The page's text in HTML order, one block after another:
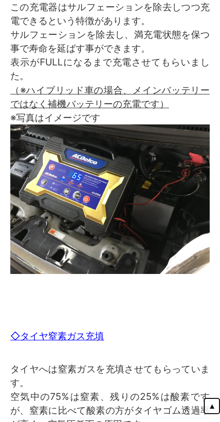
この充電器はサルフェーションを除去しつつ充
電できるという特徴があります。
サルフェーションを除去し、満充電状態を保つ
事で寿命を延ばす事ができます。
表示がFULLになるまで充電させてもらいまし
た。
（※ハイブリッド車の場合、メインバッテリー
ではなく補機バッテリーの充電です）
※写真はイメージです
◇タイヤ窒素ガス充填
タイヤへは窒素ガスを充填させてもらっていま
す。
空気中の75%は窒素、残りの25%は酸素です
が、窒素に比べて酸素の方がタイヤゴム透過率▲